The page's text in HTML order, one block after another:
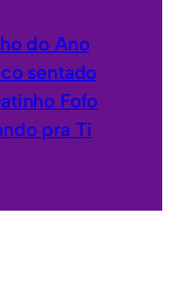
do Ano
sentado
Fofo
pra Ti